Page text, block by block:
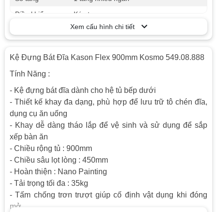
Điều khiển
Kéo tay
Tiện ích
Thiết kế khay đa dạng, phù hợp để lưu
trữ tô chén đĩa, dụng cụ ăn uống
Độ chịu lực
35kg
Xem cấu hình chi tiết
Kệ Đựng Bát Đĩa Kason Flex 900mm Kosmo 549.08.888
Tính Năng :
- Kệ đựng bát đĩa dành cho hệ tủ bếp dưới
- Thiết kế khay đa dạng, phù hợp để lưu trữ tô chén đĩa,
dụng cụ ăn uống
- Khay dễ dàng tháo lắp để vệ sinh và sử dụng để sắp
xếp bàn ăn
- Chiều rộng tủ : 900mm
- Chiều sâu lọt lòng : 450mm
- Hoàn thiện : Nano Painting
- Tải trọng tối đa : 35kg
- Tấm chống trơn trượt giúp cố định vật dụng khi đóng
mở